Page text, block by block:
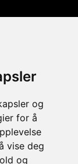
og
for å
vise deg
og